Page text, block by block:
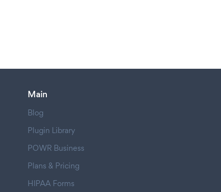
Main
Blog
Plugin Library
POWR Business
Plans & Pricing
HIPAA Forms